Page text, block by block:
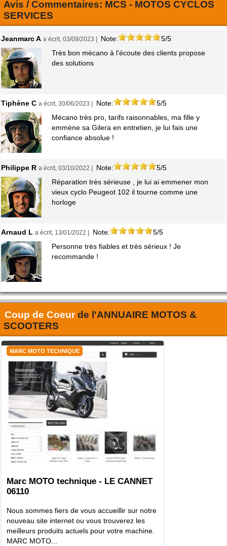
Avis / Commentaires: MCS - MOTOS CYCLOS
SERVICES
Jeanmarc A a écrit, 03/09/2023 | Note:
5/5
Très bon mécano à l'écoute des clients propose
des solutions
Tiphène C a écrit, 30/06/2023 | Note:
5/5
Mécano très pro, tarifs raisonnables, ma fille y
emmène sa Gilera en entretien, je lui fais une
confiance absolue !
Philippe R a écrit, 03/10/2022 | Note:
5/5
Réparation très sérieuse , je lui ai emmener mon
vieux cyclo Peugeot 102 il tourne comme une
horloge
Arnaud L a écrit, 13/01/2022 | Note:
5/5
Personne très fiables et très sérieux ! Je
recommande !
Coup de Coeurde l'ANNUAIRE MOTOS &
SCOOTERS
MARC MOTO TECHNIQUE
Marc MOTO technique - LE CANNET
06110
Nous sommes fiers de vous accueillir sur notre
nouveau site internet ou vous trouverez les
meilleurs produits actuels pour votre machine.
MARC MOTO...